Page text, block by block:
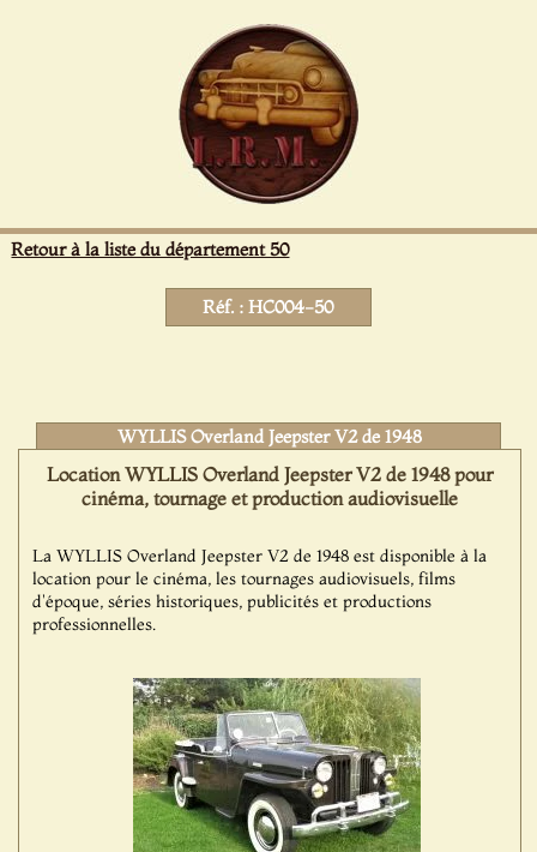
Retour à la liste du département 50
Réf. : HC004-50
WYLLIS Overland Jeepster V2 de 1948
Location WYLLIS Overland Jeepster V2 de 1948 pour
cinéma, tournage et production audiovisuelle
La WYLLIS Overland Jeepster V2 de 1948 est disponible à la
location pour le cinéma, les tournages audiovisuels, films
d'époque, séries historiques, publicités et productions
professionnelles.